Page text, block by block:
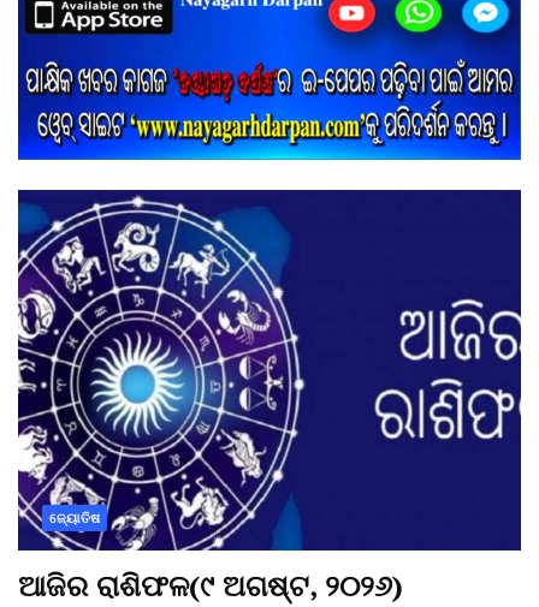
ଜ୍ୟୋତିଷ
ଆଜିର ରାଶିଫଳ(୯ ଅଗଷ୍ଟ, ୨୦୨୬)